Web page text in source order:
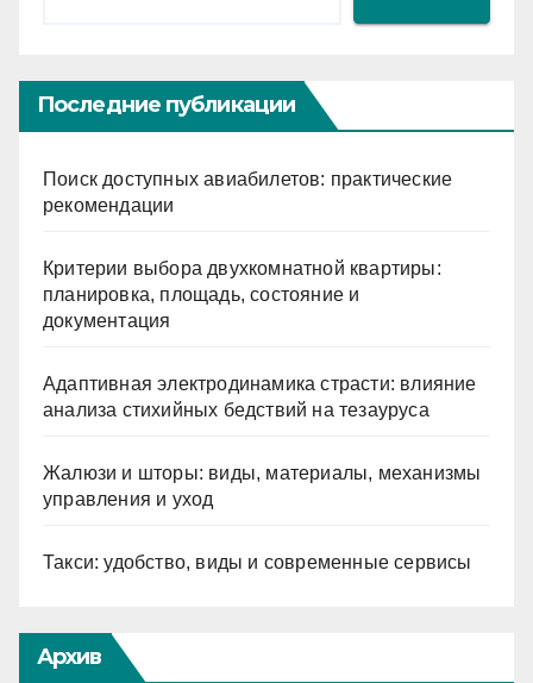
Последние публикации
Поиск доступных авиабилетов: практические
рекомендации
Критерии выбора двухкомнатной квартиры:
планировка, площадь, состояние и
документация
Адаптивная электродинамика страсти: влияние
анализа стихийных бедствий на тезауруса
Жалюзи и шторы: виды, материалы, механизмы
управления и уход
Такси: удобство, виды и современные сервисы
Архив